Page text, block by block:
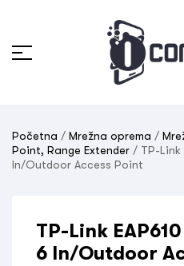
Početna / Mrežna oprema /
Point, Range Extender / TP-Link
In/Outdoor Access Point
TP-Link
6 In/Outdoor